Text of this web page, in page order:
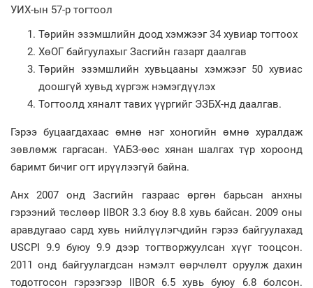
УИХ-ын 57-р тогтоол
Төрийн эзэмшлийн доод хэмжээг 34 хувиар тогтоох
ХөОГ байгуулахыг Засгийн газарт даалгав
Төрийн эзэмшлийн хувьцааны хэмжээг 50 хувиас
доошгүй хувьд хүргэж нэмэгдүүлэх
Тогтоолд хяналт тавих үүргийг ЭЗБХ-нд даалгав.
Гэрээ буцаагдахаас өмнө нэг хоногийн өмнө хуралдаж
зөвлөмж гаргасан. ҮАБЗ-өөс хянан шалгах түр хороонд
баримт бичиг огт ирүүлээгүй байна.
Анх 2007 онд Засгийн газраас өргөн барьсан анхны
гэрээний төслөөр lIBOR 3.3 бюу 8.8 хувь байсан. 2009 оны
аравдугаао сард хувь нийлүүлэгчдийн гэрээ байгуулахад
USCPI 9.9 буюу 9.9 дээр тогтворжуулсан хүүг тооцсон.
2011 онд байгуулагдсан нэмэлт өөрчлөлт оруулж дахин
тодотгосон гэрээгээр lIBOR 6.5 хувь буюу 6.8 болсон.